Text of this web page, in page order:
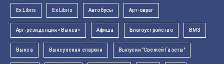
Ex Libris Ex Libris Автобусы Арт-овраг
Арт-резиденция «Выкса» Афиша Благоустройство ВМЗ
Выкса Выксунская епархия Выпуски "Свежей Газеты"